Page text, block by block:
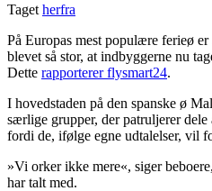
Taget herfra
På Europas mest populære ferieø
blevet så stor, at indbyggerne nu
Dette rapporterer flysmart24.
I hovedstaden på den spanske ø
særlige grupper, der patruljerer dele
fordi de, ifølge egne udtalelser, vil
»Vi orker ikke mere«, siger
har talt med.